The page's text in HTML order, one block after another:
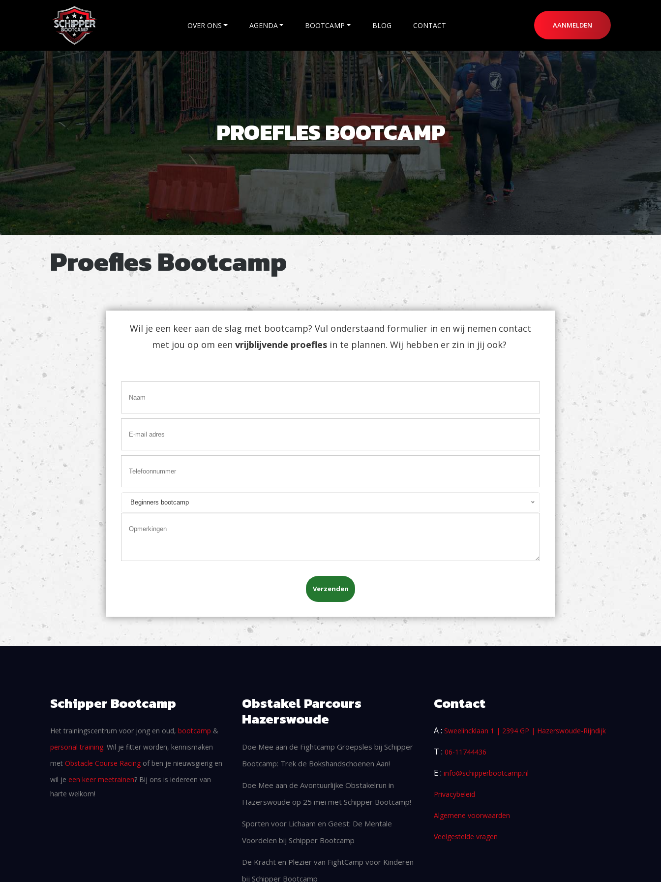
OVER ONS AGENDA BOOTCAMP BLOG CONTACT AANMELDEN
PROEFLES BOOTCAMP
Proefles Bootcamp
Wil je een keer aan de slag met bootcamp? Vul onderstaand formulier in en wij nemen contact
met jou op om een vrijblijvende proefles in te plannen. Wij hebben er zin in jij ook?
Beginners bootcamp
Verzenden
Schipper Bootcamp
Het trainingscentrum voor jong en oud, bootcamp &
personal training. Wil je fitter worden, kennismaken
met Obstacle Course Racing of ben je nieuwsgierig en
wil je een keer meetrainen? Bij ons is iedereen van
harte welkom!
Obstakel Parcours
Hazerswoude
Doe Mee aan de Fightcamp Groepsles bij Schipper
Bootcamp: Trek de Bokshandschoenen Aan!
Doe Mee aan de Avontuurlijke Obstakelrun in
Hazerswoude op 25 mei met Schipper Bootcamp!
Sporten voor Lichaam en Geest: De Mentale
Voordelen bij Schipper Bootcamp
De Kracht en Plezier van FightCamp voor Kinderen
bij Schipper Bootcamp
Contact
A : Sweelincklaan 1 | 2394 GP | Hazerswoude-Rijndijk
T : 06-11744436
E : info@schipperbootcamp.nl
Privacybeleid
Algemene voorwaarden
Veelgestelde vragen